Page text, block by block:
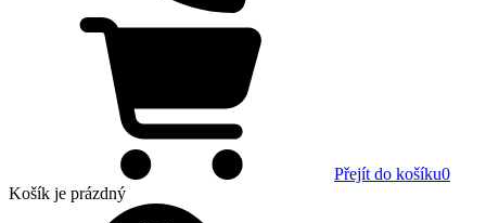
Přejít do košíku0
Košík je prázdný